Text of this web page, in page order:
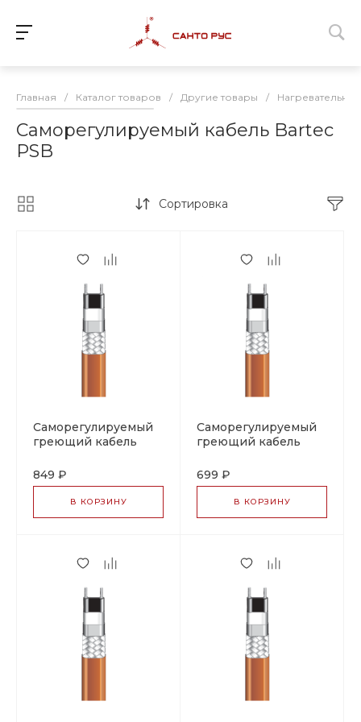
Главная / Каталог товаров / Другие товары /
Саморегулируемый кабель Bartec
PSB
Сортировка
Саморегулируемый
греющий кабель
(фторполимерная
оболочка), тип 07-
5801-2105
849 ₽
В КОРЗИНУ
Саморегулируемый
греющий кабель
2106
699 ₽
В КОРЗИНУ